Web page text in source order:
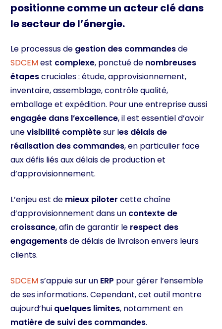
positionne comme un acteur clé dans
le secteur de l’énergie.
Le processus de gestion des commandesde
SDCEMest complexe, ponctué de nombreuses
étapescruciales : étude, approvisionnement,
inventaire, assemblage, contrôle qualité,
emballage et expédition. Pour une entreprise aussi
engagée dans l’excellence, il est essentiel d’avoir
unevisibilité complètesur les délais de
réalisation des commandes, en particulier face
aux défis liés aux délais de production et
d’approvisionnement.
L’enjeu est de mieux piloter cette chaîne
d’approvisionnement dans un contexte de
croissance, afin de garantir le respect des
engagementsde délais de livraison envers leurs
clients.
SDCEMs’appuie sur un ERP pour gérer l’ensemble
de ses informations. Cependant, cet outil montre
aujourd’hui quelques limites, notamment en
matière de suivi des commandes.